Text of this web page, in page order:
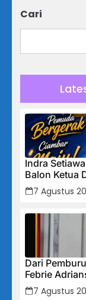
Cari
Indra
Balon Ketua
7 Agustus
Dari
Febrie
Bawa Map
7 Agustus